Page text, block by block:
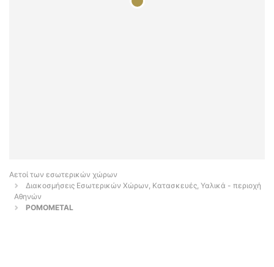
Αετοί των εσωτερικών χώρων
Διακοσμήσεις Εσωτερικών Χώρων, Κατασκευές, Υαλικά - περιοχή
Αθηνών
POMOMETAL